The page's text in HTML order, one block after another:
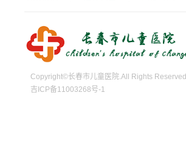
Copyright©长春市儿童医院.All Rights Reserved
吉ICP备11003268号-1